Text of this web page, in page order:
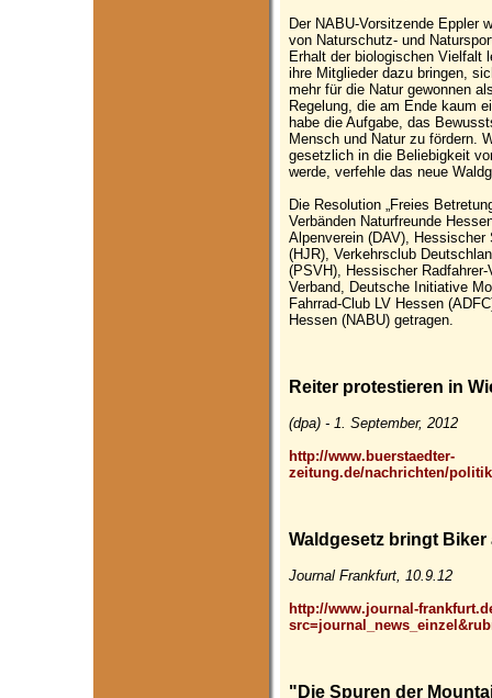
Der NABU-Vorsitzende Eppler
von Naturschutz- und
Erhalt der biologischen Vielfalt
ihre Mitglieder dazu bringen,
mehr für die Natur gewonnen
Regelung, die am Ende kaum
habe die Aufgabe, das
Mensch und Natur zu fördern.
gesetzlich in die Beliebigkeit
werde, verfehle das neue
Die Resolution „Freies
Verbänden Naturfreunde
Alpenverein (DAV),
(HJR), Verkehrsclub
(PSVH), Hessischer
Verband, Deutsche Initiative
Fahrrad-Club LV Hessen
Hessen (NABU) getragen.
Reiter protestieren in
(dpa) - 1. September, 2012
http://www.buerstaedter-
zeitung.de/nachrichten/
Waldgesetz bringt Biker
Journal Frankfurt, 10.9.12
http://www.journal-
"Die Spuren der